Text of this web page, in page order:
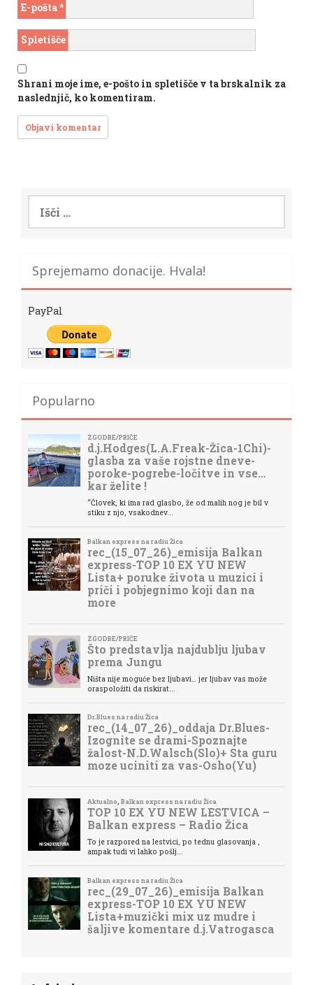
E-pošta*
Spletišče
Shrani moje ime, e-pošto in spletišče v ta brskalnik za
naslednjič, ko komentiram.
Sprejemamo donacije. Hvala!
PayPal
Popularno